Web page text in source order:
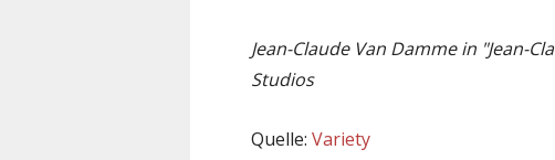
Jean-Claude Van Damme in "Jean-
Studios
Quelle: Variety